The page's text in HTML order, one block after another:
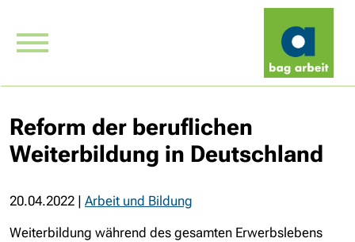
Reform der beruflichen
Weiterbildung in Deutschland
20.04.2022 | Arbeit und Bildung
Weiterbildung während des gesamten Erwerbslebens